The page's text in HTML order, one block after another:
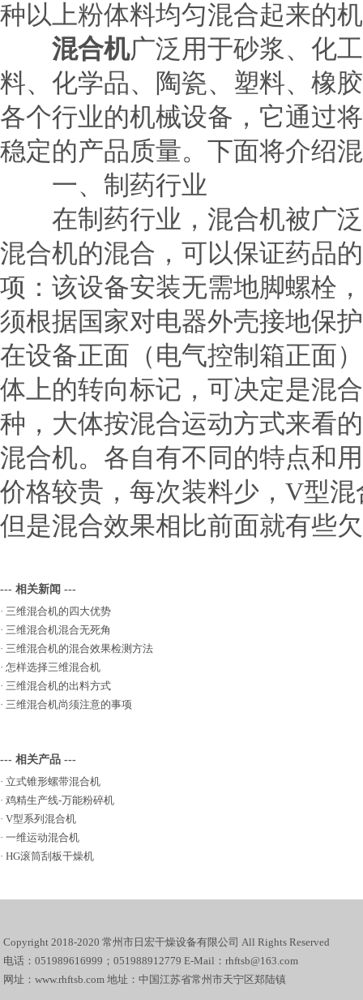
种以上粉体料均匀混合起来的
混合机广泛用于砂浆、化
料、化学品、陶瓷、塑料、橡
各个行业的机械设备，它通过
稳定的产品质量。下面将介绍
一、制药行业
在制药行业，混合机被广泛
混合机的混合，可以保证药品
项：该设备安装无需地脚螺栓
须根据国家对电器外壳接地保
在设备正面（电气控制箱正面
体上的转向标记，可决定是混
种，大体按混合运动方式来看
混合机。各自有不同的特点和
价格较贵，每次装料少，V型
但是混合效果相比前面就有些
--- 相关新闻 ---
· 三维混合机的四大优势
· 三维混合机混合无死角
· 三维混合机的混合效果检测方法
· 怎样选择三维混合机
· 三维混合机的出料方式
· 三维混合机尚须注意的事项
--- 相关产品 ---
· 立式锥形螺带混合机
· 鸡精生产线-万能粉碎机
· V型系列混合机
· 一维运动混合机
· HG滚筒刮板干燥机
Copyright 2018-2020 常州市日宏干燥设备有限公司 All Rights Reserved
电话：051989616999；051988912779 E-Mail：rhftsb@163.com
网址：www.rhftsb.com 地址：中国江苏省常州市天宁区郑陆镇